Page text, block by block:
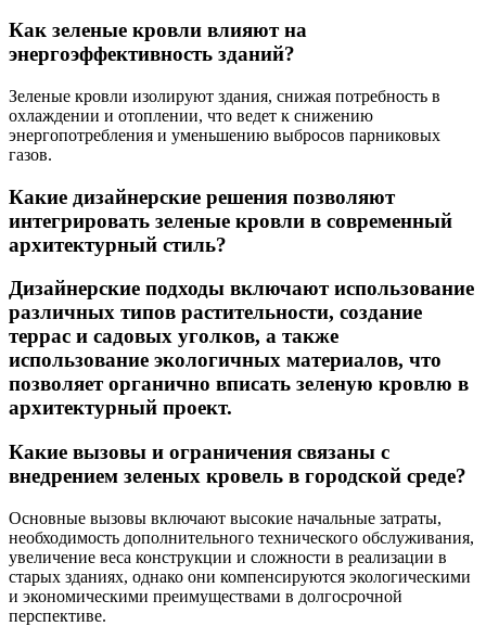
Как зеленые кровли влияют на
энергоэффективность зданий?
Зеленые кровли изолируют здания, снижая потребность в
охлаждении и отоплении, что ведет к снижению
энергопотребления и уменьшению выбросов парниковых
газов.
Какие дизайнерские решения позволяют
интегрировать зеленые кровли в современный
архитектурный стиль?
Дизайнерские подходы включают использование
различных типов растительности, создание
террас и садовых уголков, а также
использование экологичных материалов, что
позволяет органично вписать зеленую кровлю в
архитектурный проект.
Какие вызовы и ограничения связаны с
внедрением зеленых кровель в городской среде?
Основные вызовы включают высокие начальные затраты,
необходимость дополнительного технического обслуживания,
увеличение веса конструкции и сложности в реализации в
старых зданиях, однако они компенсируются экологическими
и экономическими преимуществами в долгосрочной
перспективе.